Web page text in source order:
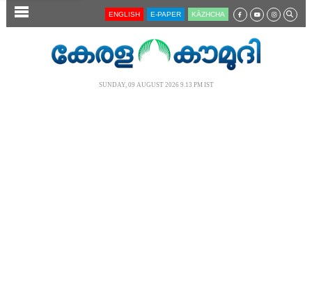
SECTIONS ENGLISH E-PAPER KĀZHCHA
SUNDAY, 09 AUGUST 2026 9.13 PM IST